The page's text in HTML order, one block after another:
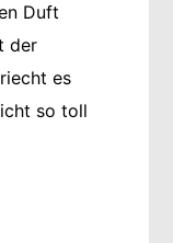
Duft
der
es
so toll